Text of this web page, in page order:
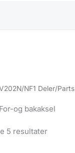
NF1 Deler/Parts
For-og bakaksel
5 resultaterSortert